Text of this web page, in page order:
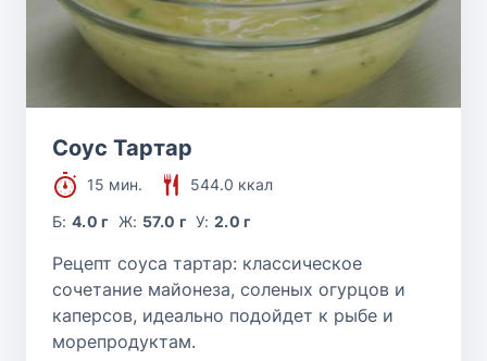
Соус Тартар
15 мин.
544.0 ккал
Б:4.0 г Ж: 57.0 г У:2.0 г
Рецепт соуса тартар: классическое
сочетание майонеза, соленых огурцов и
каперсов, идеально подойдет к рыбе и
морепродуктам.